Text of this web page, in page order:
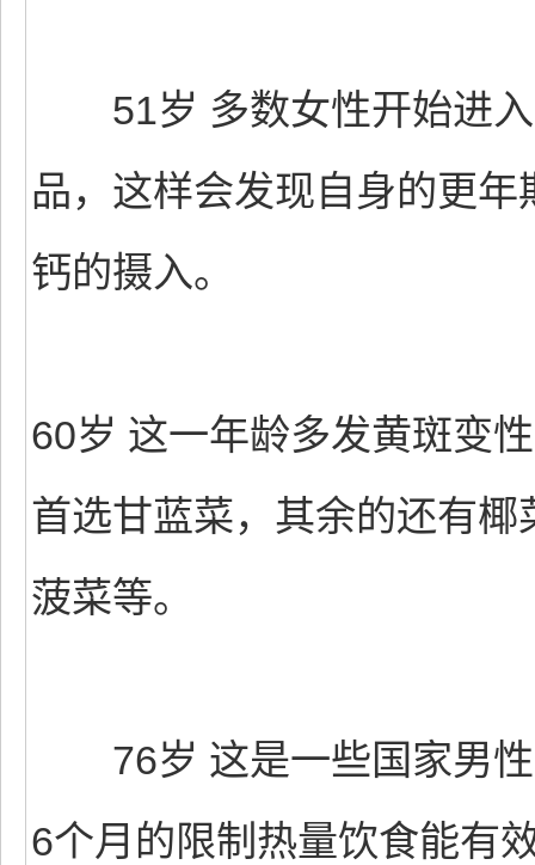
51岁 多数女性开始进入
品，这样会发现自身的更
钙的摄入。
60岁 这一年龄多发黄斑变
首选甘蓝菜，其余的还有
菠菜等。
76岁 这是一些国家男性
6个月的限制热量饮食能有